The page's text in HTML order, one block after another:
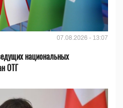
07.08.2026 - 13:07
национальных
ОТГ